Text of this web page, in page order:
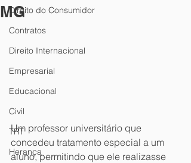
Direito do Consumidor
Contratos
Direito Internacional
Empresarial
Educacional
Civil
TRT
Herança
MG
Um professor universitário que
concedeu tratamento especial a um
aluno, permitindo que ele realizasse